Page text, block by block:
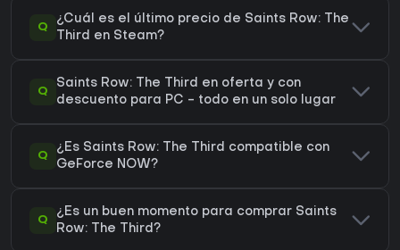
Q
¿Cuál es el último precio de Saints Row: The
Third en Steam?
Q
Saints Row: The Third en oferta y con
descuento para PC - todo en un solo lugar
Q
¿Es Saints Row: The Third compatible con
GeForce NOW?
Q
¿Es un buen momento para comprar Saints
Row: The Third?